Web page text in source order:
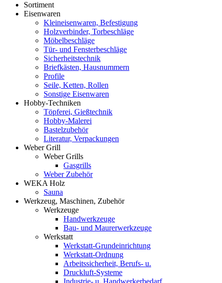
Sortiment
Eisenwaren
Kleineisenwaren, Befestigung
Holzverbinder, Torbeschläge
Möbelbeschläge
Tür- und Fensterbeschläge
Sicherheitstechnik
Briefkästen, Hausnummern
Profile
Seile, Ketten, Rollen
Sonstige Eisenwaren
Hobby-Techniken
Töpferei, Gießtechnik
Hobby-Malerei
Bastelzubehör
Literatur, Verpackungen
Weber Grill
Weber Grills
Gasgrills
Weber Zubehör
WEKA Holz
Sauna
Werkzeug, Maschinen, Zubehör
Werkzeuge
Handwerkzeuge
Bau- und Maurerwerkzeuge
Werkstatt
Werkstatt-Grundeinrichtung
Werkstatt-Ordnung
Arbeitssicherheit, Berufs- u.
Druckluft-Systeme
Industrie- u. Handwerkerbedarf